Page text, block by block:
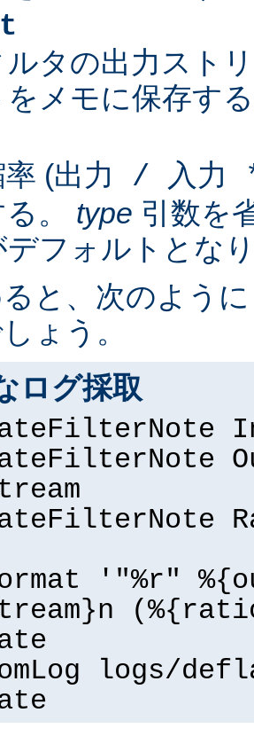
ルタの出力スト
をメモに保存す
(出力 / 入力
。 type 引数を
デフォルトとな
と、次のよう
ょう。
ログ採取
'"%r"
logs/